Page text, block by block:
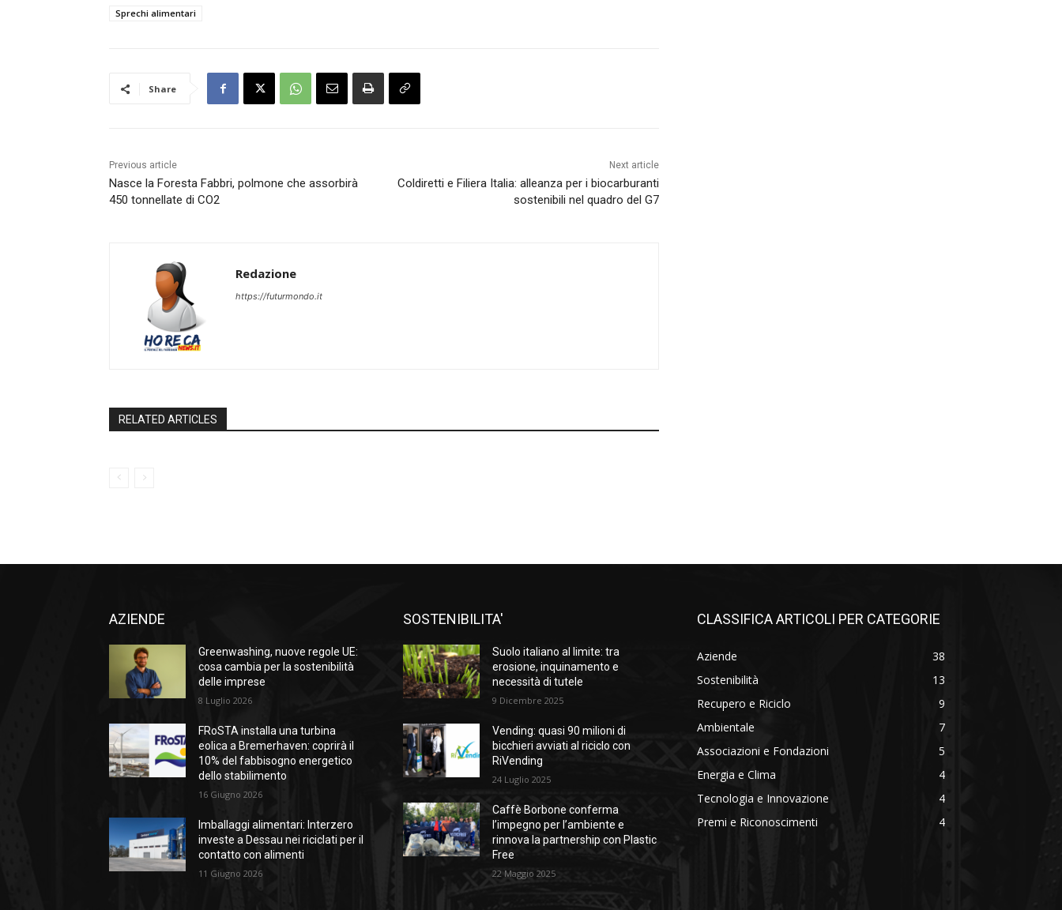
Sprechi alimentari
Share
Previous article
Nasce la Foresta Fabbri, polmone che assorbirà
450 tonnellate di CO2
Next article
Coldiretti e Filiera Italia: alleanza per i biocarburanti
sostenibili nel quadro del G7
Redazione
https://futurmondo.it
RELATED ARTICLES
AZIENDE
Greenwashing, nuove regole UE:
cosa cambia per la sostenibilità
delle imprese
8 Luglio 2026
FRoSTA installa una turbina
eolica a Bremerhaven: coprirà il
10% del fabbisogno energetico
dello stabilimento
16 Giugno 2026
Imballaggi alimentari: Interzero
investe a Dessau nei riciclati per il
contatto con alimenti
11 Giugno 2026
SOSTENIBILITA'
Suolo italiano al limite: tra
erosione, inquinamento e
necessità di tutele
9 Dicembre 2025
Vending: quasi 90 milioni di
bicchieri avviati al riciclo con
RiVending
24 Luglio 2025
Caffè Borbone conferma
l’impegno per l’ambiente e
rinnova la partnership con Plastic
Free
22 Maggio 2025
CLASSIFICA ARTICOLI PER CATEGORIE
Aziende
38
Sostenibilità
13
Recupero e Riciclo
9
Ambientale
7
Associazioni e Fondazioni
5
Energia e Clima
4
Tecnologia e Innovazione
4
Premi e Riconoscimenti
4